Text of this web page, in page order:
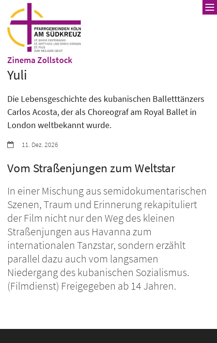
Zum Inhalt springen
Zinema Zollstock:
Yuli
Die Lebensgeschichte des kubanischen Balletttänzers
Carlos Acosta, der als Choreograf am Royal Ballet in
London weltbekannt wurde.
Datum:11. Dez. 2026
Vom Straßenjungen zum Weltstar
In einer Mischung aus semidokumentarischen
Szenen, Traum und Erinnerung rekapituliert
der Film nicht nur den Weg des kleinen
Straßenjungen aus Havanna zum
internationalen Tanzstar, sondern erzählt
parallel dazu auch vom langsamen
Niedergang des kubanischen Sozialismus.
(Filmdienst) Freigegeben ab 14 Jahren.